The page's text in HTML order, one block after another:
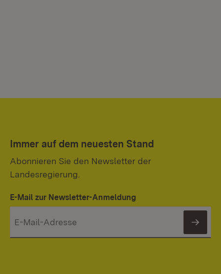
Immer auf dem neuesten Stand
Abonnieren Sie den Newsletter der
Landesregierung.
E-Mail zur Newsletter-Anmeldung